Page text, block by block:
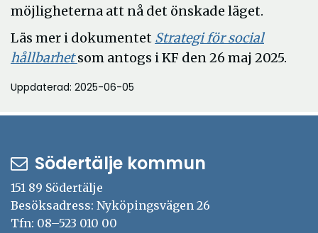
möjligheterna att nå det önskade läget.
Läs mer i dokumentet Strategi för social
hållbarhet Öppna
fönster
som antogs i KF den 26 maj 2025.
Uppdaterad: 2025-06-05
Södertälje kommun
151 89 Södertälje
Besöksadress: Nyköpingsvägen 26
Tfn: 08–523 010 00